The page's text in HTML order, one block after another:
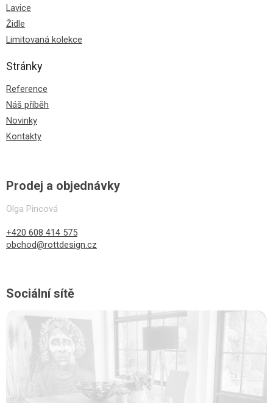
Lavice
Židle
Limitovaná kolekce
Stránky
Reference
Náš příběh
Novinky
Kontakty
Prodej a objednávky
Olga Pincová
+420 608 414 575
obchod@rottdesign.cz
Sociální sítě